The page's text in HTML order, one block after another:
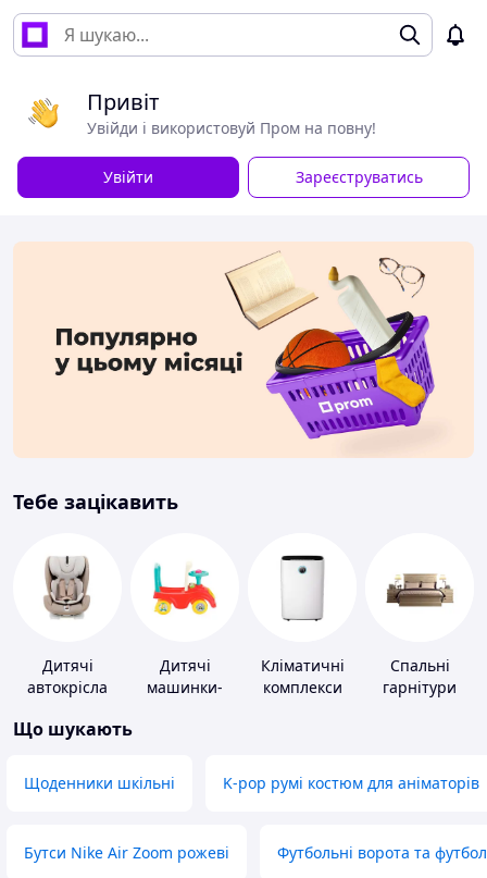
Привіт
Увійди і використовуй Пром на повну!
Увійти Зареєструватись
Тебе зацікавить
Дитячі
автокрісла
Дитячі
машинки-
Кліматичні
комплекси
Спальні
гарнітури
Що шукають
Щоденники шкільні K-pop румі костюм для аніматорів
Бутси Nike Air Zoom рожеві Футбольні ворота та